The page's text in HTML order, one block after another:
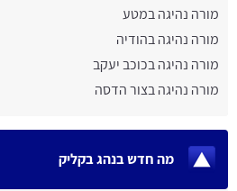
מורה נהיגה במטע
מורה נהיגה בהודיה
מורה נהיגה בכוכב יעקב
מורה נהיגה בצור הדסה
מה חדש בנהג בקליק